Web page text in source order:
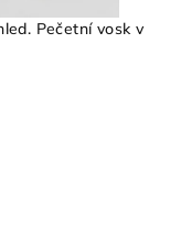
Pečetní vosk v